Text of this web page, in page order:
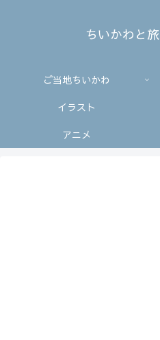
ちいかわと
ご当地ちいかわ
イラスト
アニメ